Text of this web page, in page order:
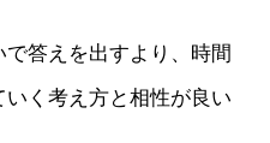
答えを出すより、時間
く考え方と相性が良い